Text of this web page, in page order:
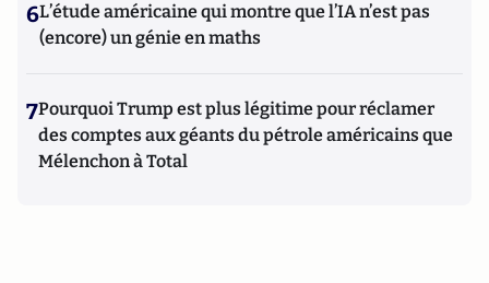
6L’étude américaine qui montre que l’IA n’est pas
(encore) un génie en maths
7Pourquoi Trump est plus légitime pour réclamer
des comptes aux géants du pétrole américains que
Mélenchon à Total